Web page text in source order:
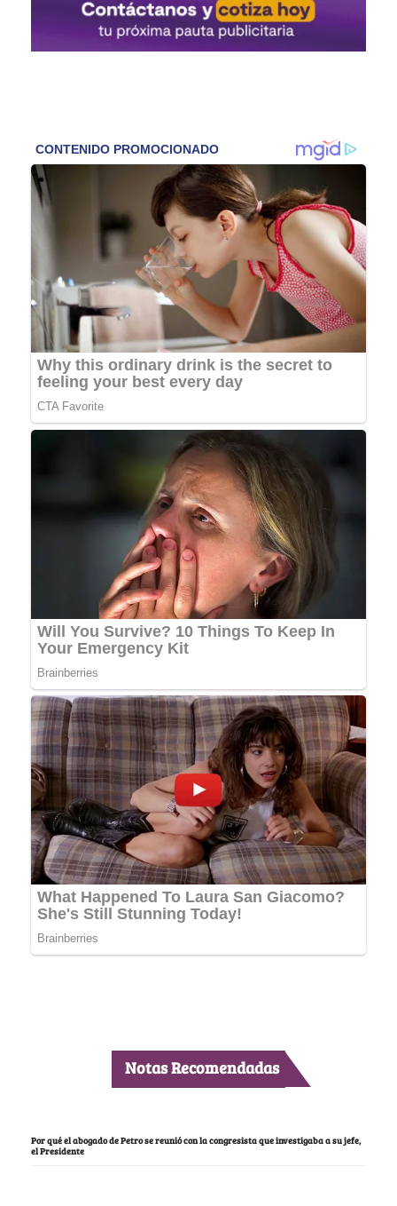
Notas Recomendadas
Por qué el abogado de Petro se reunió con la congresista que investigaba a su jefe,
el Presidente